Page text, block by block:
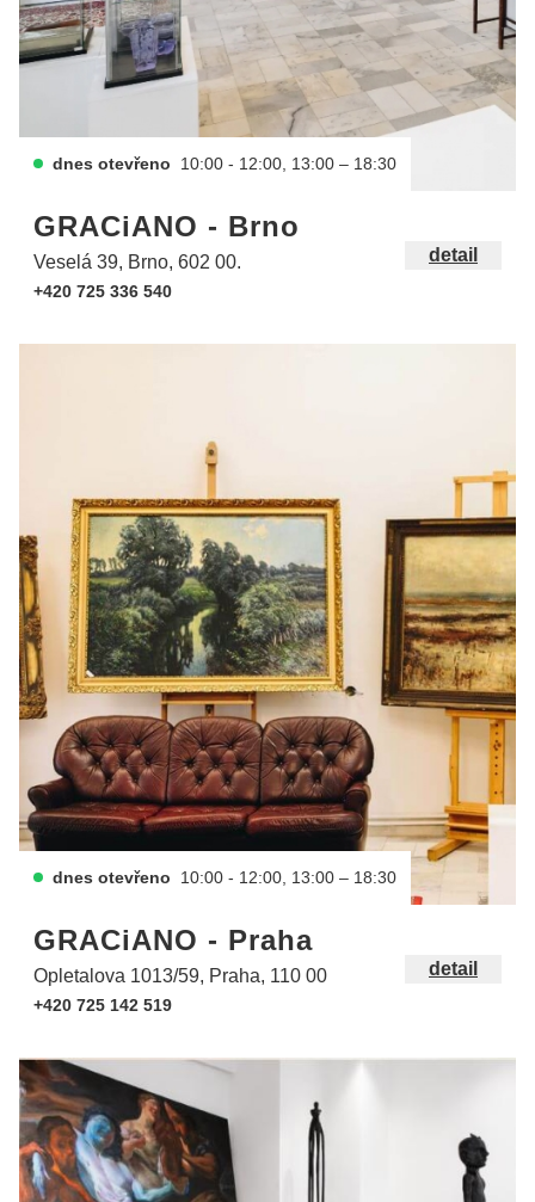
dnes otevřeno 10:00 - 12:00, 13:00 – 18:30
GRACiANO - Brno
Veselá 39, Brno, 602 00.
+420 725 336 540
detail
dnes otevřeno 10:00 - 12:00, 13:00 – 18:30
GRACiANO - Praha
Opletalova 1013/59, Praha, 110 00
+420 725 142 519
detail